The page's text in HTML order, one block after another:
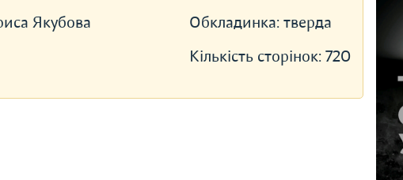
Якубова
Обкладинка: тверда
Кількість сторінок: 720